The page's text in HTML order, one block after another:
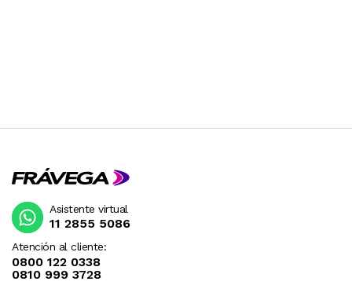
Atención al cliente:
0800 122 0338
0810 999 3728
Asistente virtual
11 2855 5086